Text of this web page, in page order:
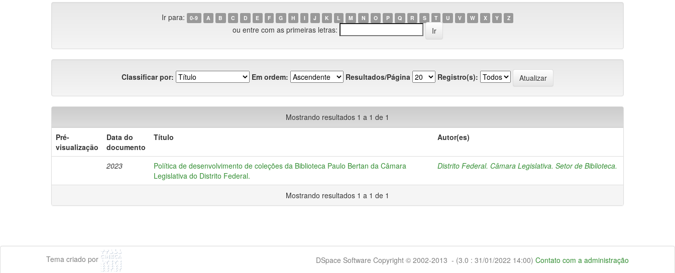
Ir para: 0-9 A B C D E F G H I J K L M N O P Q R S T U V W X Y Z
ou entre com as primeiras letras:
Classificar por: Em ordem: Resultados/Página Registro(s):
Mostrando resultados 1 a 1 de 1
Pré-
visualização
Data do
documento
Título Autor(es)
2023
Política de desenvolvimento de coleções da Biblioteca Paulo Bertan da Câmara
Legislativa do Distrito Federal.
Distrito Federal. Câmara Legislativa. Setor de Biblioteca.
Mostrando resultados 1 a 1 de 1
Tema criado por DSpace Software Copyright © 2002-2013 - (3.0 : 31/01/2022 14:00) Contato com a administração